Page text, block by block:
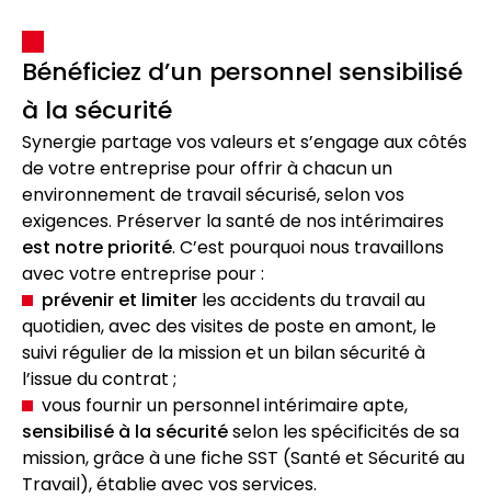
Bénéficiez d’un personnel sensibilisé
à la sécurité
Synergie partage vos valeurs et s’engage aux côtés
de votre entreprise pour offrir à chacun un
environnement de travail sécurisé, selon vos
exigences. Préserver la santé de nos intérimaires
est notre priorité. C’est pourquoi nous travaillons
avec votre entreprise pour :
prévenir et limiter les accidents du travail au
quotidien, avec des visites de poste en amont, le
suivi régulier de la mission et un bilan sécurité à
l’issue du contrat ;
vous fournir un personnel intérimaire apte,
sensibilisé à la sécuritéselon les spécificités de sa
mission, grâce à une fiche SST (Santé et Sécurité au
Travail), établie avec vos services.